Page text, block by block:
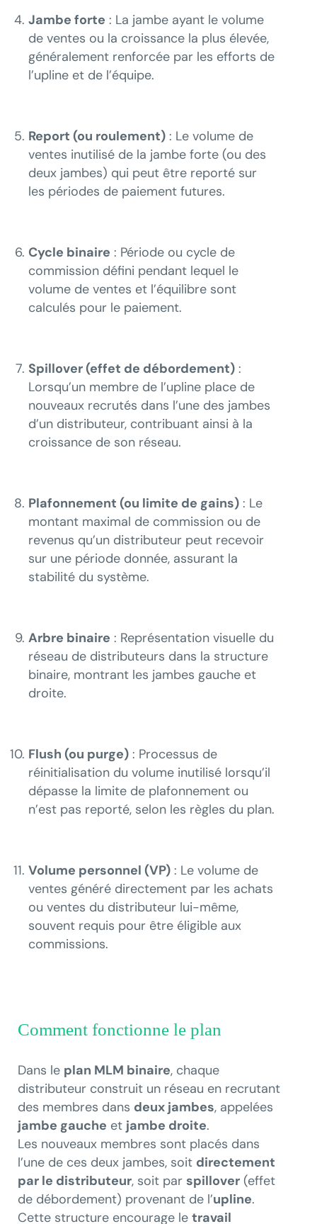
Jambe forte : La jambe ayant le volume
de ventes ou la croissance la plus élevée,
généralement renforcée par les efforts de
l’upline et de l’équipe.
Report (ou roulement) : Le volume de
ventes inutilisé de la jambe forte (ou des
deux jambes) qui peut être reporté sur
les périodes de paiement futures.
Cycle binaire : Période ou cycle de
commission défini pendant lequel le
volume de ventes et l’équilibre sont
calculés pour le paiement.
Spillover (effet de débordement) :
Lorsqu’un membre de l’upline place de
nouveaux recrutés dans l’une des jambes
d’un distributeur, contribuant ainsi à la
croissance de son réseau.
Plafonnement (ou limite de gains) : Le
montant maximal de commission ou de
revenus qu’un distributeur peut recevoir
sur une période donnée, assurant la
stabilité du système.
Arbre binaire : Représentation visuelle du
réseau de distributeurs dans la structure
binaire, montrant les jambes gauche et
droite.
Flush (ou purge) : Processus de
réinitialisation du volume inutilisé lorsqu’il
dépasse la limite de plafonnement ou
n’est pas reporté, selon les règles du plan.
Volume personnel (VP) : Le volume de
ventes généré directement par les achats
ou ventes du distributeur lui-même,
souvent requis pour être éligible aux
commissions.
Comment fonctionne le plan
Dans le plan MLM binaire, chaque
distributeur construit un réseau en recrutant
des membres dans deux jambes, appelées
jambe gauche et jambe droite.
Les nouveaux membres sont placés dans
l’une de ces deux jambes, soit directement
par le distributeur, soit par spillover (effet
de débordement) provenant de l’upline.
Cette structure encourage le travail